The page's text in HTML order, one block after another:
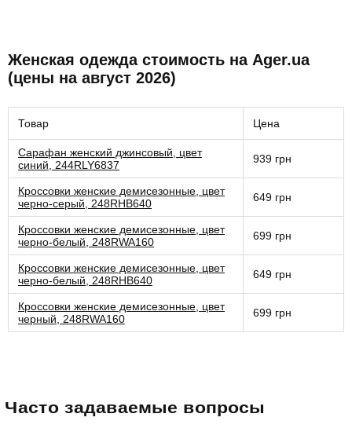
Женская одежда стоимость на Ager.ua
(цены на август 2026)
Товар Цена
Сарафан женский джинсовый, цвет
синий, 244RLY6837
939 грн
Кроссовки женские демисезонные, цвет
черно-серый, 248RHB640
649 грн
Кроссовки женские демисезонные, цвет
черно-белый, 248RWA160
699 грн
Кроссовки женские демисезонные, цвет
черно-белый, 248RHB640
649 грн
Кроссовки женские демисезонные, цвет
черный, 248RWA160
699 грн
Часто задаваемые вопросы